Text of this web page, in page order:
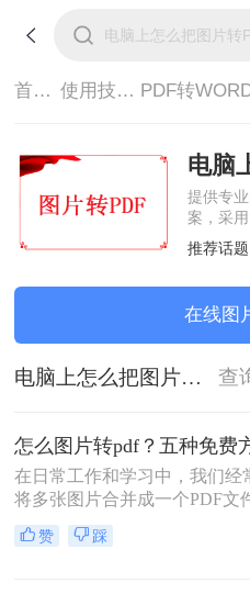
首页> 使用技巧>
电脑
提供专
案，采
1:1高保
量处理
无需安
推荐话题
在线图
电脑上怎么把图片转PDF 查
在日常工作和学习中，我们经
将多张图片合并成一个PDF文
便于分享、存档或打印。无论
电子相册、整理工作截图、提
赞 踩